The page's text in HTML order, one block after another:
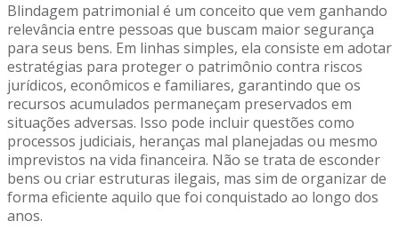
Blindagem patrimonial é um conceito que vem ganhando
relevância entre pessoas que buscam maior segurança
para seus bens. Em linhas simples, ela consiste em adotar
estratégias para proteger o patrimônio contra riscos
jurídicos, econômicos e familiares, garantindo que os
recursos acumulados permaneçam preservados em
situações adversas. Isso pode incluir questões como
processos judiciais, heranças mal planejadas ou mesmo
imprevistos na vida financeira. Não se trata de esconder
bens ou criar estruturas ilegais, mas sim de organizar de
forma eficiente aquilo que foi conquistado ao longo dos
anos.